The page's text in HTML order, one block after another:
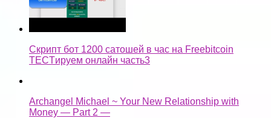
Скрипт бот 1200 сатошей в час на Freebitcoin
TECTируем онлайн часть3
Archangel Michael ~ Your New Relationship with
Money — Part 2 —